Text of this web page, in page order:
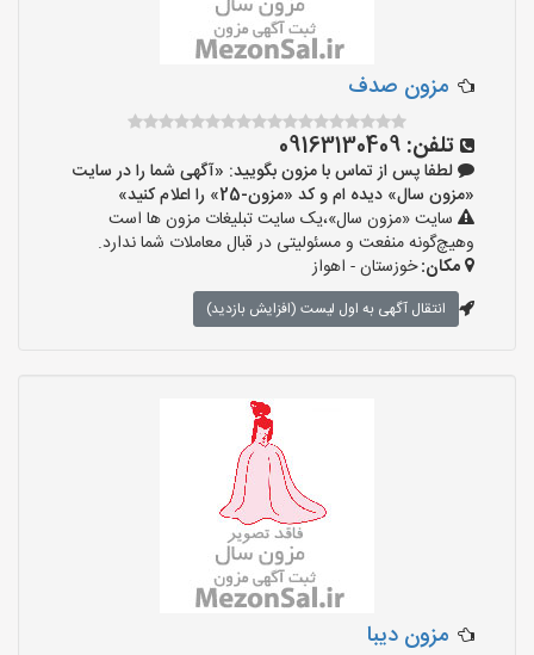
مزون صدف
تلفن: 09163130409
لطفا پس از تماس با مزون بگویید: «آگهی شما را در سایت
«مزون سال» دیده ام و کد «مزون-25» را اعلام کنید»
سایت «مزون سال»،یک سایت تبلیغات مزون ها است
وهیچ‌گونه منفعت و مسئولیتی در قبال معاملات شما ندارد.
مکان:خوزستان - اهواز
انتقال آگهی به اول لیست (افزایش بازدید)
مزون دیبا